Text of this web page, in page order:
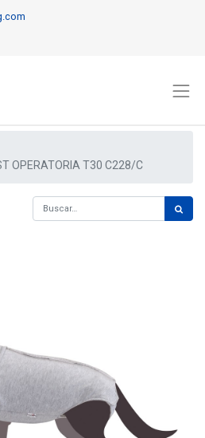
OPERATORIA T30 C228/C